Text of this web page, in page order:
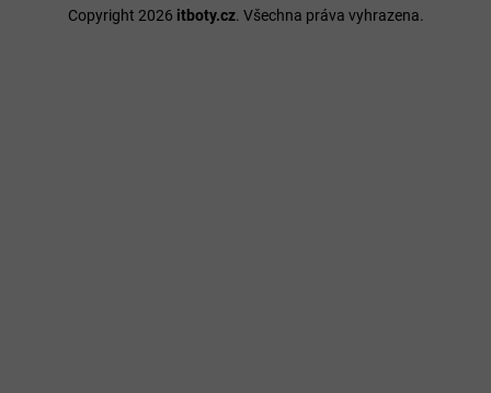
Copyright 2026 itboty.cz. Všechna práva vyhrazena.